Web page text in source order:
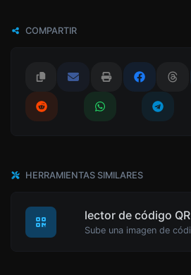
COMPARTIR
HERRAMIENTAS SIMILARES
lector de código QR